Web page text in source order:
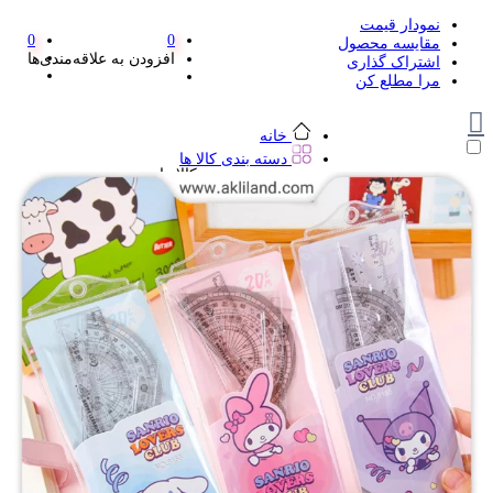
نمودار قیمت
مقایسه محصول
اشتراک گذاری
مرا مطلع کن
0
افزودن به علاقه‌مندی‌ها
0
خانه
دسته بندی کالا ها
دسته بندی کالا ها
لوازم تحریر و هنر
لوازم تحریر و هنر
مداد
پاک کن و غلط گیر
مداد تراش
اتود و نوک
روان نویس فانتزی
خودکار و خودکار فشاری
ماژیک ها
دفترچه یادداشت
استیکر
استیک نوت
خط کش و گونیا
کیف غذا
کوله پشتی
چسب
کاتر فانتزی
بوک مارک
ماشین حساب